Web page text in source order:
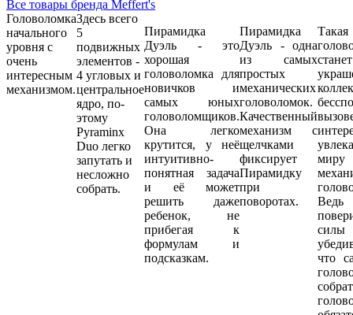
Все товары бренда Meffert's
Головоломка
начального
уровня с
очень
интересным
механизмом.
Здесь всего
5
подвижных
элементов -
4 угловых и
центральное
ядро, по-
этому
Pyraminx
Duo легко
запутать и
несложно
собрать.
Пирамидка
Дуэль - это
хорошая
головоломка для
новичков и
самых юных
головоломщиков.
Она легко
крутится, у неё
интуитивно-
понятная задача
и её может
решить даже
ребенок, не
прибегая к
формулам и
подсказкам.
Пирамидка
Дуэль - одна
из самых
простых
механических
головоломок.
Качественный
механизм с
щелчками
фиксирует
Пирамидку
при
поворотах.
Такая
станет
миру
Ведь
что